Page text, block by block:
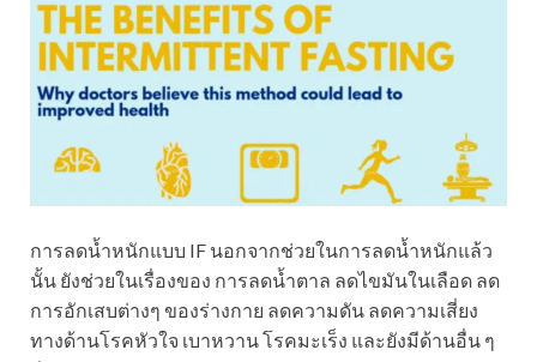
การลดน้ำหนักแบบ IF นอกจากช่วยในการลดน้ำหนักแล้ว
นั้น ยังช่วยในเรื่องของ การลดน้ำตาล ลดไขมันในเลือด ลด
การอักเสบต่างๆ ของร่างกาย ลดความดัน ลดความเสี่ยง
ทางด้านโรคหัวใจ เบาหวาน โรคมะเร็ง และยังมีด้านอื่น ๆ